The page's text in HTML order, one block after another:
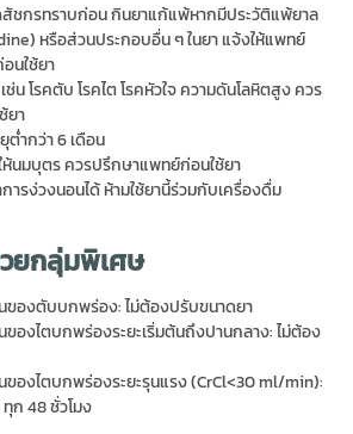
สัชกรทราบก่อน กินยาแก้แพ้หากมีประวัติแพ้ยาล
หรือส่วนประกอบอื่น ๆ ในยา แจ้งให้แพทย์
นใช้ยา
ช่น โรคตับ โรคไต โรคหัวใจ ความดันโลหิตสูง ควร
ยา
ต่ำกว่า 6 เดือน
นมบุตร ควรปรึกษาแพทย์ก่อนใช้ยา
ารง่วงนอนได้ ห้ามใช้ยานี้ร่วมกับเครื่องดื่ม
ยกลุ่มพิเศษ
ของตับบกพร่อง: ไม่ต้องปรับขนาดยา
ของไตบกพร่องระยะเริ่มต้นถึงปานกลาง: ไม่ต้อง
ของไตบกพร่องระยะรุนแรง (CrCl<30 ml/min):
ก 48 ชั่วโมง